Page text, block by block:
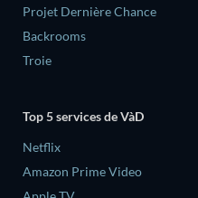
Projet Dernière Chance
Backrooms
Troie
Top 5 services de VàD
Netflix
Amazon Prime Video